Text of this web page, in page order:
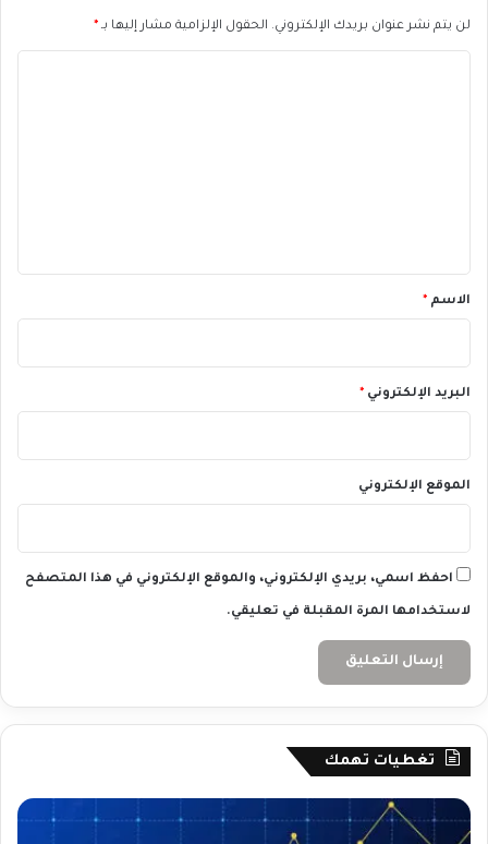
لن يتم نشر عنوان بريدك الإلكتروني. الحقول الإلزامية مشار إليها بـ *
*الاسم *
البريد الإلكتروني *
الموقع الإلكتروني
احفظ اسمي، بريدي الإلكتروني، والموقع الإلكتروني في هذا المتصفح
لاستخدامها المرة المقبلة في تعليقي.
تغطيات تهمك